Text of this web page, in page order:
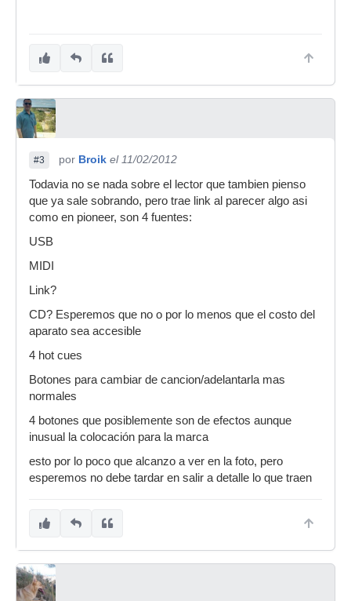
#3 por Broik el 11/02/2012
Todavia no se nada sobre el lector que tambien pienso
que ya sale sobrando, pero trae link al parecer algo asi
como en pioneer, son 4 fuentes:
USB
MIDI
Link?
CD? Esperemos que no o por lo menos que el costo del
aparato sea accesible
4 hot cues
Botones para cambiar de cancion/adelantarla mas
normales
4 botones que posiblemente son de efectos aunque
inusual la colocación para la marca
esto por lo poco que alcanzo a ver en la foto, pero
esperemos no debe tardar en salir a detalle lo que traen